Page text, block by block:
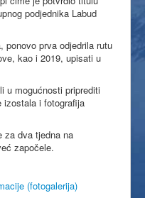
podjednika Labud
ponovo prva odjedrila rutu
kao i 2019, upisati u
u mogućnosti priprediti
izostala i fotografija
za dva tjedna na
započele.
(fotogalerija)